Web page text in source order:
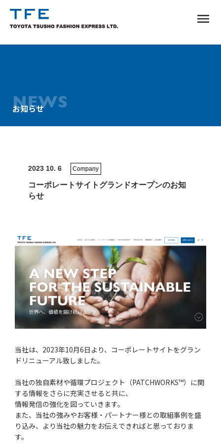
menu
お知らせ
2023 10. 6 Company
コーポレートサイトグランドオープンのお知
らせ
当社は、2023年10月6日より、コーポレートサイトをグラン
ドリニューアル致しました。
当社の独自素材や循環プロジェクト（PATCHWORKS™）に関
する情報をさらに充実させると共に、
情報発信の強化を図っていきます。
また、当社の強みやお客様・パートナー様との取組事例を盛
り込み、より当社の魅力をお伝えできればと思っておりま
す。